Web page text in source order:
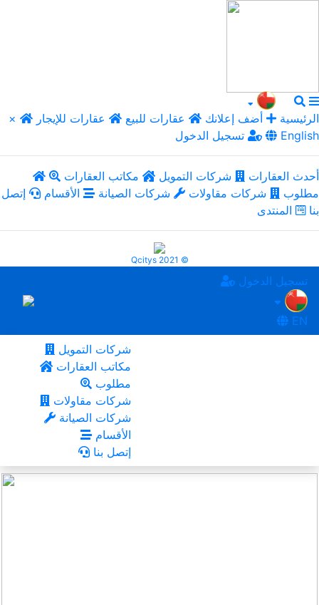
× الرئيسية أضف إعلانك عقارات للبيع
عقارات للإيجار
تسجيل الدخول
English
أحدث العقارات شركات التمويل
مكاتب العقارات
مطلوب
شركات مقاولات شركات الصيانة الأقسام
إتصل
بنا
المنتدى
Qcitys 2021 ©
تسجيل الدخول
EN
شركات التمويل
مكاتب العقارات
مطلوب
شركات مقاولات
شركات الصيانة
الأقسام
إتصل بنا